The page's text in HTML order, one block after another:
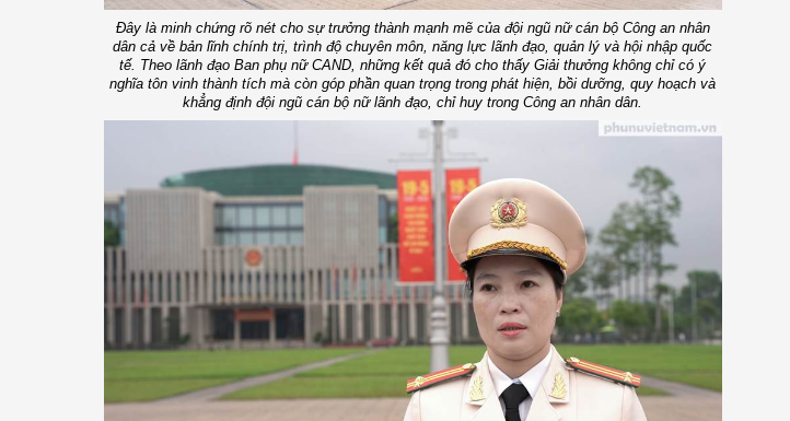
Đây là minh chứng rõ nét cho sự trưởng thành mạnh mẽ của đội ngũ nữ cán bộ Công an nhân
dân cả về bản lĩnh chính trị, trình độ chuyên môn, năng lực lãnh đạo, quản lý và hội nhập quốc
tế. Theo lãnh đạo Ban phụ nữ CAND, những kết quả đó cho thấy Giải thưởng không chỉ có ý
nghĩa tôn vinh thành tích mà còn góp phần quan trọng trong phát hiện, bồi dưỡng, quy hoạch và
khẳng định đội ngũ cán bộ nữ lãnh đạo, chỉ huy trong Công an nhân dân.